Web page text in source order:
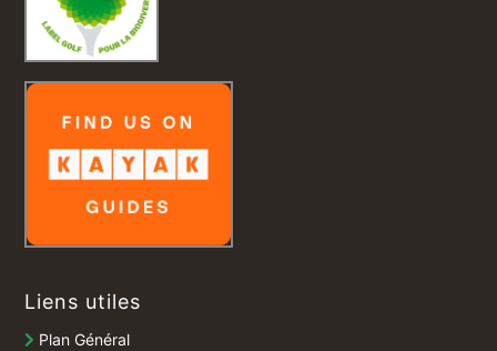
Liens utiles
Plan Général